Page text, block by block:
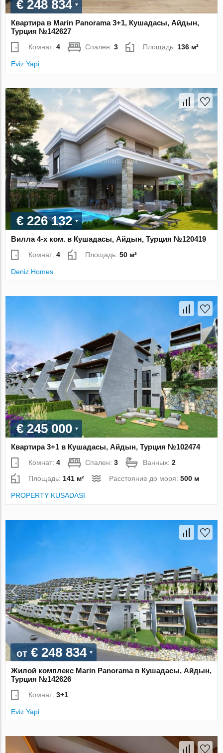
€ 248 834
Квартира в Marin Panorama 3+1, Кушадасы, Айдын,
Турция №142627
Комнат:4 Спален:3 Площадь:136 м²
Eviz Yapi
€ 226 132
Вилла 4-х ком. в Кушадасы, Айдын, Турция №120419
Комнат:4 Площадь:50 м²
Deniz Homes
€ 245 000
Квартира 3+1 в Кушадасы, Айдын, Турция №102474
Комнат:4 Спален:3 Ванных:2
Площадь: 141 м² Расстояние до моря:500 м
PROPERTY KUSADASI
от € 248 834
Жилой комплекс Marin Panorama в Кушадасы, Айдын,
Турция №142626
Комнат:3+1
Eviz Yapi